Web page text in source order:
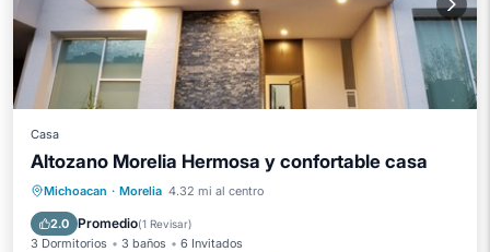
Casa
Altozano Morelia Hermosa y confortable casa
Michoacan · Morelia 4.32 mi al centro
2.0 Promedio(1 Revisar)
3 Dormitorios 3 baños 6 Invitados
Aparcamiento
Balcón/Terraza
Cocina